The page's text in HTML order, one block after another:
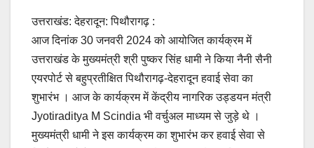
उत्तराखंड: देहरादून: पिथौरागढ़ :
आज दिनांक 30 जनवरी 2024 को आयोजित कार्यक्रम में
उत्तराखंड के मुख्यमंत्री श्री पुष्कर सिंह धामी ने किया नैनी सैनी
एयरपोर्ट से बहुप्रतीक्षित पिथौरागढ़-देहरादून हवाई सेवा का
शुभारंभ । आज के कार्यक्रम में केंद्रीय नागरिक उड्डयन मंत्री
Jyotiraditya M Scindia भी वर्चुअल माध्यम से जुड़े थे ।
मुख्यमंत्री धामी ने इस कार्यक्रम का शुभारंभ कर हवाई सेवा से